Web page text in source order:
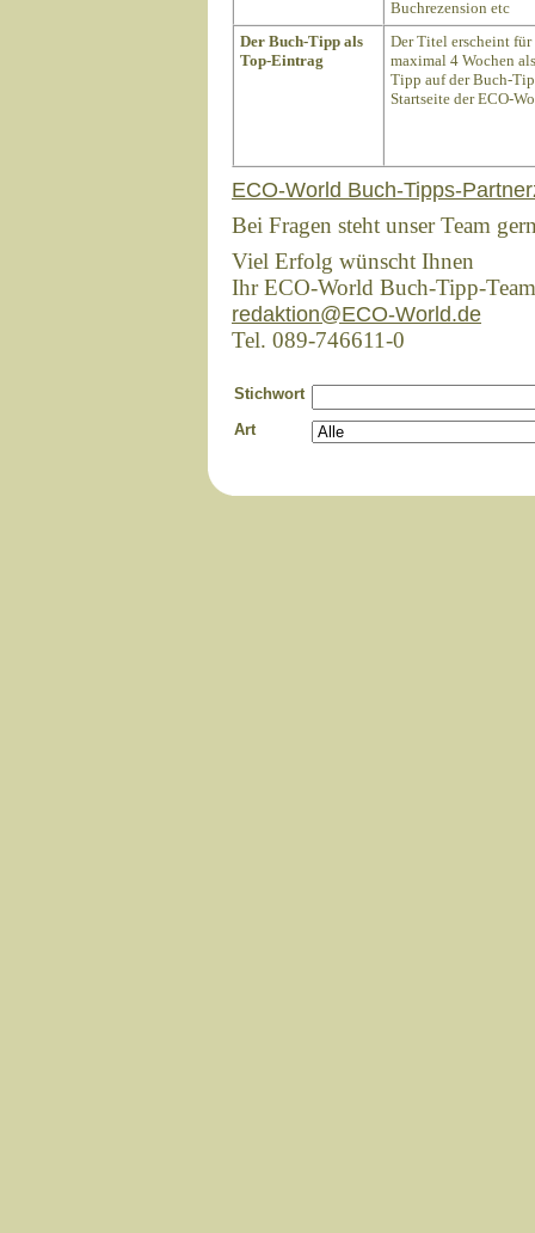
Buchrezension etc
Der Buch-Tipp als
Top-Eintrag
Der Titel erscheint für
maximal 4 Wochen
Tipp auf der Buch-
Startseite der ECO-
ECO-World Buch-Tipps-
Bei Fragen steht unser Team
Viel Erfolg wünscht Ihnen
Ihr ECO-World Buch-Tipp-Team
redaktion@ECO-World.de
Tel. 089-746611-0
Stichwort
Art